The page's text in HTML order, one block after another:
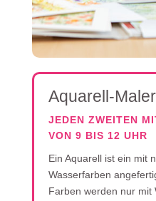
Aquarell-
JEDEN ZWEITEN
VON 9 BIS 12 UHR
Ein Aquarell ist ein mit
Wasserfarben
Farben werden nur mit